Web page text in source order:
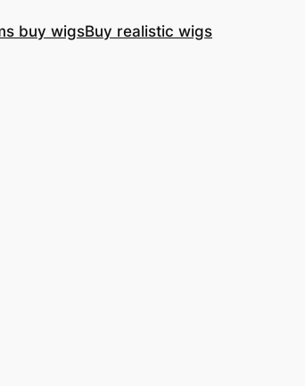
buy wigsBuy realistic wigs